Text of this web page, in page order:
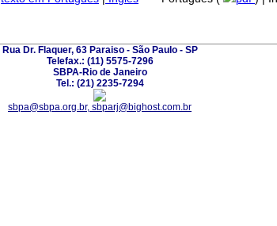
Rua Dr. Flaquer, 63 Paraiso - São Paulo - SP
Telefax.: (11) 5575-7296
SBPA-Rio de Janeiro
Tel.: (21) 2235-7294
sbpa@sbpa.org.br, sbparj@bighost.com.br